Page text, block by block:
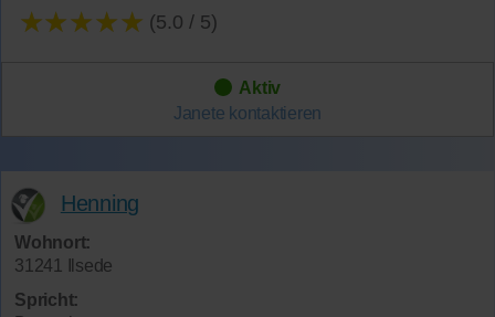
★★★★★ (5.0 / 5)
Aktiv
Janete kontaktieren
Henning
Wohnort:
31241 Ilsede
Spricht: